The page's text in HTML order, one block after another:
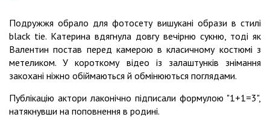
Подружжя обрало для фотосету вишукані образи в стилі
black tie. Катерина вдягнула довгу вечірню сукню, тоді як
Валентин постав перед камерою в класичному костюмі з
метеликом. У короткому відео із залаштунків знімання
закохані ніжно обіймаються й обмінюються поглядами.
Публікацію актори лаконічно підписали формулою "1+1=3",
натякнувши на поповнення в родині.